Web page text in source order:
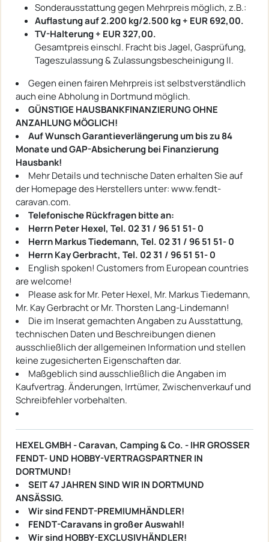
Sonderausstattung gegen Mehrpreis möglich, z.B.:
Auflastung auf 2.200 kg/2.500 kg + EUR 692,00.
TV-Halterung + EUR 327,00.
Gesamtpreis einschl. Fracht bis Jagel, Gasprüfung,
Tageszulassung & Zulassungsbescheinigung II.
Gegen einen fairen Mehrpreis ist selbstverständlich
auch eine Abholung in Dortmund möglich.
GÜNSTIGE HAUSBANKFINANZIERUNG OHNE
ANZAHLUNG MÖGLICH!
Auf Wunsch Garantieverlängerung um bis zu 84
Monate und GAP-Absicherung bei Finanzierung
Hausbank!
Mehr Details und technische Daten erhalten Sie auf
der Homepage des Herstellers unter: www.fendt-
caravan.com.
Telefonische Rückfragen bitte an:
Herrn Peter Hexel, Tel. 02 31 / 96 51 51- 0
Herrn Markus Tiedemann, Tel. 02 31 / 96 51 51- 0
Herrn Kay Gerbracht, Tel. 02 31 / 96 51 51- 0
English spoken! Customers from European countries
are welcome!
Please ask for Mr. Peter Hexel, Mr. Markus Tiedemann,
Mr. Kay Gerbracht or Mr. Thorsten Lang-Lindemann!
Die im Inserat gemachten Angaben zu Ausstattung,
technischen Daten und Beschreibungen dienen
ausschließlich der allgemeinen Information und stellen
keine zugesicherten Eigenschaften dar.
Maßgeblich sind ausschließlich die Angaben im
Kaufvertrag. Änderungen, Irrtümer, Zwischenverkauf und
Schreibfehler vorbehalten.
HEXEL GMBH - Caravan, Camping & Co. - IHR GROSSER
FENDT- UND HOBBY-VERTRAGSPARTNER IN
DORTMUND!
SEIT 47 JAHREN SIND WIR IN DORTMUND
ANSÄSSIG.
Wir sind FENDT-PREMIUMHÄNDLER!
FENDT-Caravans in großer Auswahl!
Wir sind HOBBY-EXCLUSIVHÄNDLER!